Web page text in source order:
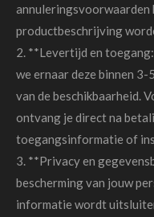
annuleringsvoorwaarden
productbeschrijving
2. **Levertijd en
we ernaar deze binnen
van de beschikbaarheid.
ontvang je direct na
toegangsinformatie of
3. **Privacy en
bescherming van jouw
informatie wordt